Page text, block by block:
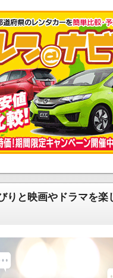
りと映画やドラマを楽